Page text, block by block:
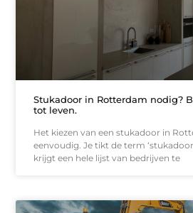
Stukadoor in Rotterdam nodig?
tot leven.
Het kiezen van een stukadoor in
eenvoudig. Je tikt de term
krijgt een hele lijst van bedrijven te